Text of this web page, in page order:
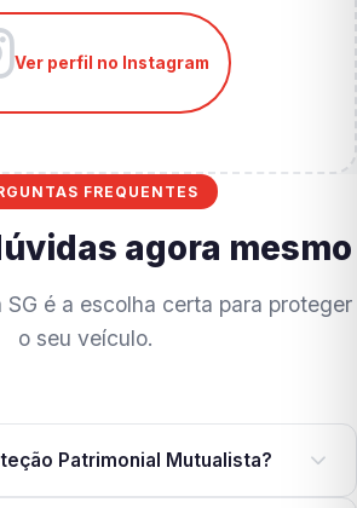
Ver perfil no Instagram
FREQUENTES
agora mesmo
SG é a escolha certa para proteger
o seu veículo.
Patrimonial Mutualista?